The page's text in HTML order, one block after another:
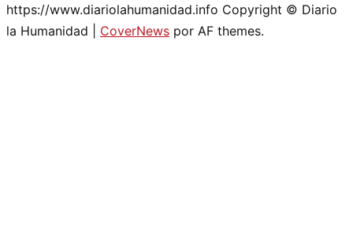
https://www.diariolahumanidad.info Copyright © Diario
la Humanidad
CoverNews por AF themes.